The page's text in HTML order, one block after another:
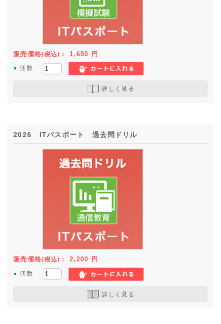
販売価格(税込) ： 1,650 円
● 個数
詳しく見る
2026 ITパスポート 過去問ドリル
販売価格(税込) ：2,200 円
● 個数
詳しく見る